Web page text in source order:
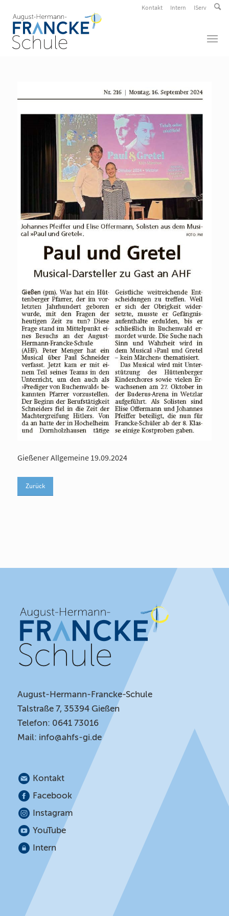
Kontakt Intern IServ
Gießener Allgemeine 19.09.2024
Zurück
August-Hermann-Francke-Schule
Talstraße 7, 35394 Gießen
Telefon: 0641 73016
Mail: info@ahfs-gi.de
Kontakt
Facebook
Instagram
YouTube
Intern